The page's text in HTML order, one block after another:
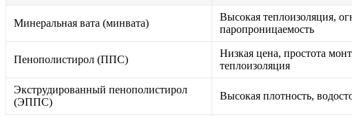
Минеральная вата (минвата)
Высокая теплоизоляция,
паропроницаемость
Пенополистирол (ППС)
Низкая цена, простота
теплоизоляция
Экструдированный пенополистирол
(ЭППС)
Высокая плотность,